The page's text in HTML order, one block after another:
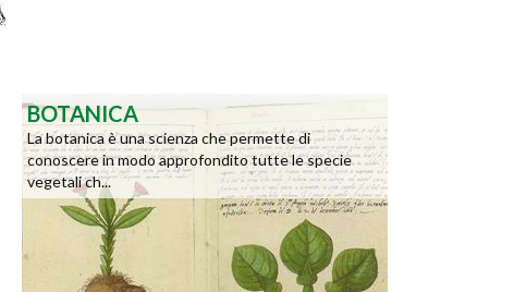
BOTANICA
La botanica è una scienza che permette di
conoscere in modo approfondito tutte le specie
vegetali ch...